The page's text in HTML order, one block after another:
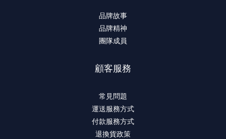
品牌故事
品牌精神
團隊成員
顧客服務
常見問題
運送服務方式
付款服務方式
退換貨政策